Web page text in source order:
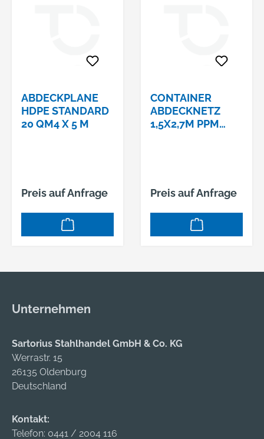
ABDECKPLANE
HDPE STANDARD
20 QM4 X 5 M
Preis auf Anfrage
CONTAINER
ABDECKNETZ
1,5X2,7M PPM
Preis auf Anfrage
Unternehmen
Sartorius Stahlhandel GmbH & Co. KG
Werrastr. 15
26135 Oldenburg
Deutschland
Kontakt:
Telefon: 0441 / 2004 116